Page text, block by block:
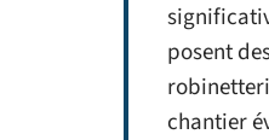
posent
chantier